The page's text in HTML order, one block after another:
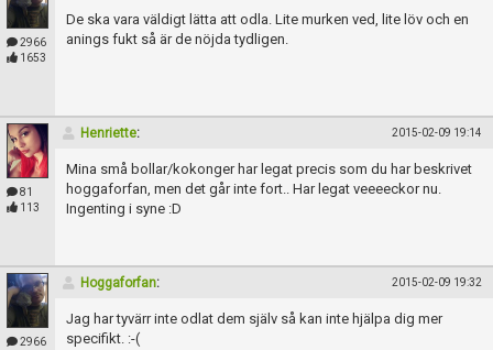
2966
1653
De ska vara väldigt lätta att odla. Lite murken ved, lite löv och en
anings fukt så är de nöjda tydligen.
81
113
Henriette: 2015-02-09 19:14
Mina små bollar/kokonger har legat precis som du har beskrivet
hoggaforfan, men det går inte fort.. Har legat veeeeckor nu.
Ingenting i syne :D
2966
Hoggaforfan: 2015-02-09 19:32
Jag har tyvärr inte odlat dem själv så kan inte hjälpa dig mer
specifikt. :-(
Skapa konto